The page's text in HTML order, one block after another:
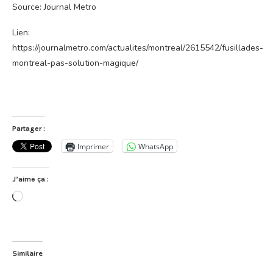
Source: Journal Metro
Lien:
https://journalmetro.com/actualites/montreal/2615542/fusillades-
montreal-pas-solution-magique/
Partager :
Imprimer WhatsApp
J’aime ça :
Chargement…
Similaire